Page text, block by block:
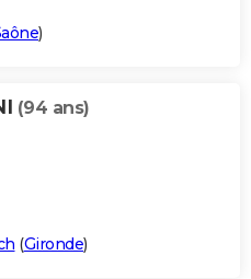
)
(94 ans)
(Gironde)